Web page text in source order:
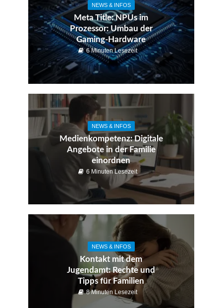
NEWS & INFOS
Meta Title: NPUs im
Prozessor: Umbau der
Gaming-Hardware
6 Minuten Lesezeit
NEWS & INFOS
Medienkompetenz: Digitale
Angebote in der Familie
einordnen
6 Minuten Lesezeit
NEWS & INFOS
Kontakt mit dem
Jugendamt: Rechte und
Tipps für Familien
8 Minuten Lesezeit